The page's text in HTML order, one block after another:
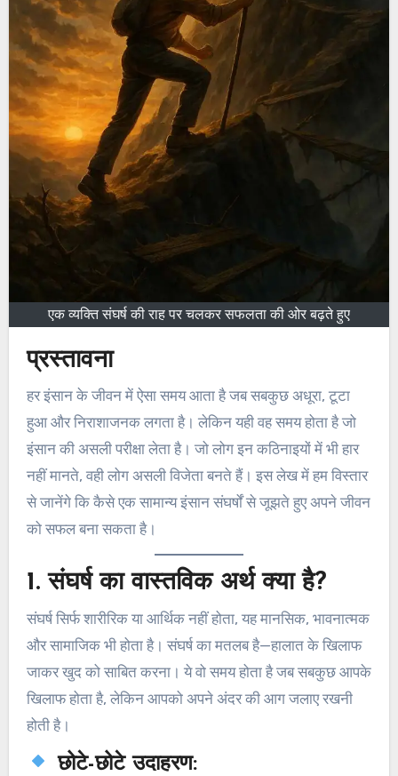
एक व्यक्ति संघर्ष की राह पर चलकर सफलता की ओर बढ़ते हुए
प्रस्तावना
हर इंसान के जीवन में ऐसा समय आता है जब सबकुछ अधूरा, टूटा
हुआ और निराशाजनक लगता है। लेकिन यही वह समय होता है जो
इंसान की असली परीक्षा लेता है। जो लोग इन कठिनाइयों में भी हार
नहीं मानते, वही लोग असली विजेता बनते हैं। इस लेख में हम विस्तार
से जानेंगे कि कैसे एक सामान्य इंसान संघर्षों से जूझते हुए अपने जीवन
को सफल बना सकता है।
1.संघर्ष का वास्तविक अर्थ क्या है?
संघर्ष सिर्फ शारीरिक या आर्थिक नहीं होता, यह मानसिक, भावनात्मक
और सामाजिक भी होता है। संघर्ष का मतलब है—हालात के खिलाफ
जाकर खुद को साबित करना। ये वो समय होता है जब सबकुछ आपके
खिलाफ होता है, लेकिन आपको अपने अंदर की आग जलाए रखनी
होती है।
छोटे-छोटे उदाहरण: